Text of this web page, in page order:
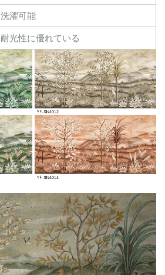
洗濯可能
耐光性に優れている